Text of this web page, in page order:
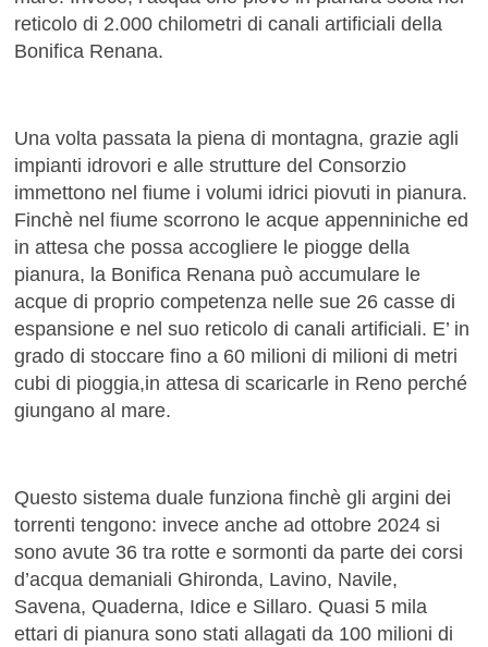
reticolo di 2.000 chilometri di canali artificiali della
Bonifica Renana.
Una volta passata la piena di montagna, grazie agli
impianti idrovori e alle strutture del Consorzio
immettono nel fiume i volumi idrici piovuti in pianura.
Finchè nel fiume scorrono le acque appenniniche ed
in attesa che possa accogliere le piogge della
pianura, la Bonifica Renana può accumulare le
acque di proprio competenza nelle sue 26 casse di
espansione e nel suo reticolo di canali artificiali. E’ in
grado di stoccare fino a 60 milioni di milioni di metri
cubi di pioggia,in attesa di scaricarle in Reno perché
giungano al mare.
Questo sistema duale funziona finchè gli argini dei
torrenti tengono: invece anche ad ottobre 2024 si
sono avute 36 tra rotte e sormonti da parte dei corsi
d’acqua demaniali Ghironda, Lavino, Navile,
Savena, Quaderna, Idice e Sillaro. Quasi 5 mila
ettari di pianura sono stati allagati da 100 milioni di